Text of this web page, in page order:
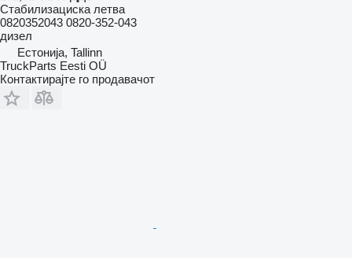
Стабилизациска летва
0820352043 0820-352-043
дизел
Естонија, Tallinn
TruckParts Eesti OÜ
Контактирајте го продавачот